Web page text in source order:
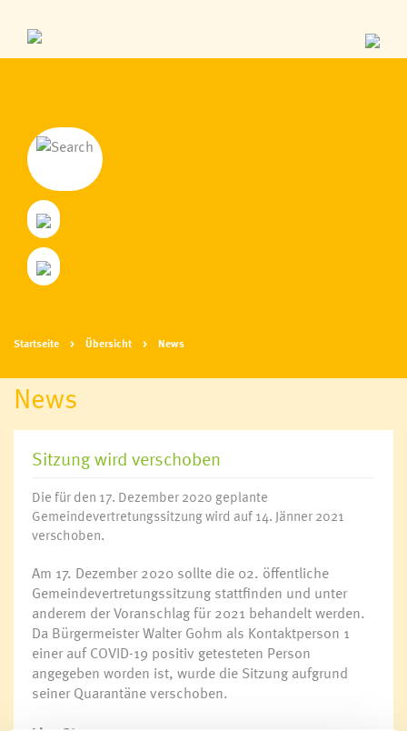
Startseite Übersicht News
News
Sitzung wird verschoben
Die für den 17. Dezember 2020 geplante
Gemeindevertretungssitzung wird auf 14. Jänner 2021
verschoben.
Am 17. Dezember 2020 sollte die 02. öffentliche
Gemeindevertretungssitzung stattfinden und unter
anderem der Voranschlag für 2021 behandelt werden.
Da Bürgermeister Walter Gohm als Kontaktperson 1
einer auf COVID-19 positiv getesteten Person
angegeben worden ist, wurde die Sitzung aufgrund
seiner Quarantäne verschoben.